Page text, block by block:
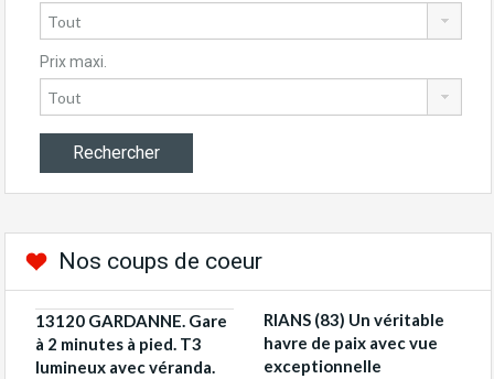
Prix maxi.
Nos coups de coeur
13120 GARDANNE. Gare
à 2 minutes à pied. T3
lumineux avec véranda.
RIANS (83) Un véritable
havre de paix avec vue
exceptionnelle